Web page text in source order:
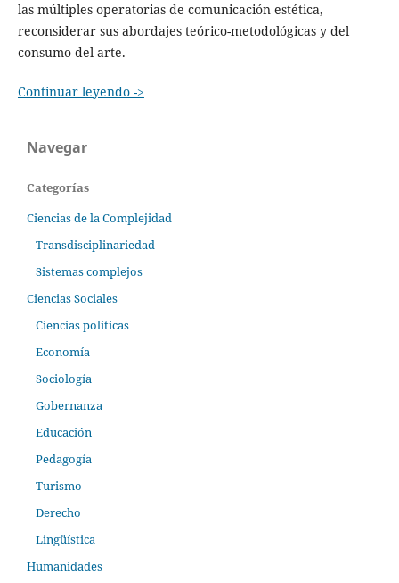
las múltiples operatorias de comunicación estética,
reconsiderar sus abordajes teórico-metodológicas y del
consumo del arte.
Continuar leyendo ->
Navegar
Categorías
Ciencias de la Complejidad
Transdisciplinariedad
Sistemas complejos
Ciencias Sociales
Ciencias políticas
Economía
Sociología
Gobernanza
Educación
Pedagogía
Turismo
Derecho
Lingüística
Humanidades